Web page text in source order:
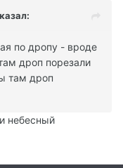
по дропу - вроде
дроп порезали
там дроп
небесный